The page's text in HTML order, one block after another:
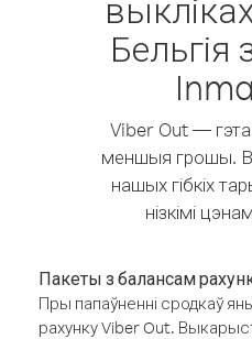
Бельгія
Viber Out — гэта
меншыя грошы.
нашых гібкіх
нізкімі
Пакеты з балансам
Пры папаўненні сродкаў
рахунку Viber Out.